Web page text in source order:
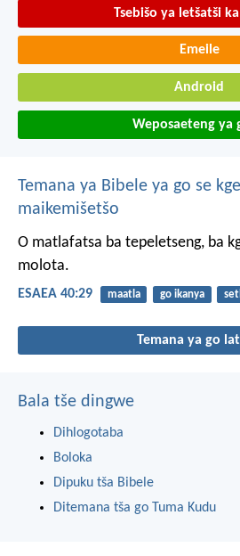
Tsebišo ya letšatši
Emeile
Android
Weposaeteng ya
Temana ya Bibele ya go se
maikemišetšo
O matlafatsa ba tepeletseng, ba
molota.
ESAEA 40:29 maatla go ikanya
Temana ya go
Bala tše dingwe
Dihlogotaba
Boloka
Dipuku tša Bibele
Ditemana tša go Tuma Kudu